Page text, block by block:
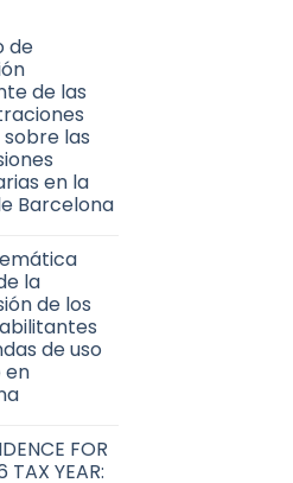
de
de las
sobre las
en la
Barcelona
la
de los
de uso
en
FOR
TAX YEAR: